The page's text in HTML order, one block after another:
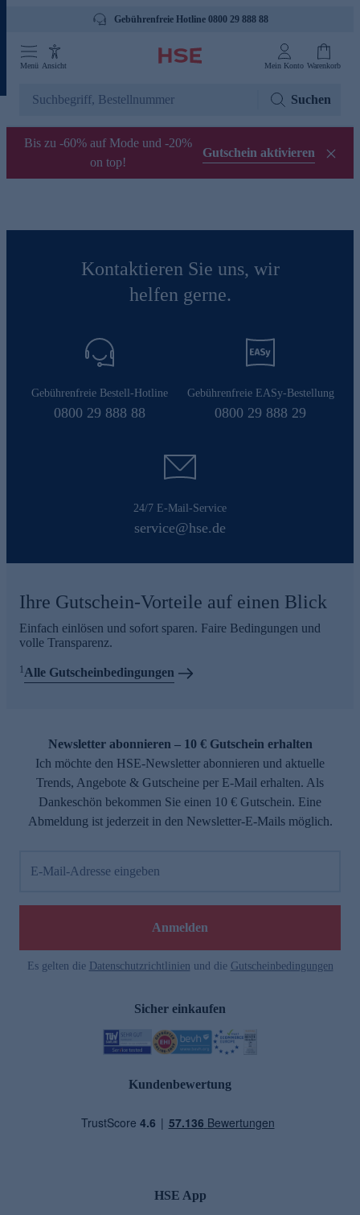
Gebührenfreie Hotline 0800 29 888 88
Menü Ansicht Mein Konto Warenkorb
Suchen
Bis zu -60% auf Mode und -20%
on top!
Gutschein aktivieren
Kontaktieren Sie uns, wir
helfen gerne.
Gebührenfreie Bestell-Hotline
0800 29 888 88
Gebührenfreie EASy-Bestellung
0800 29 888 29
24/7 E-Mail-Service
service@hse.de
Ihre Gutschein-Vorteile auf einen Blick
Einfach einlösen und sofort sparen. Faire Bedingungen und
volle Transparenz.
1Alle Gutscheinbedingungen
Newsletter abonnieren – 10 € Gutschein erhalten
Ich möchte den HSE-Newsletter abonnieren und aktuelle
Trends, Angebote & Gutscheine per E-Mail erhalten. Als
Dankeschön bekommen Sie einen 10 € Gutschein. Eine
Abmeldung ist jederzeit in den Newsletter-E-Mails möglich.
E-Mail-Adresse eingeben
Anmelden
Es gelten die Datenschutzrichtlinien und die Gutscheinbedingungen
Sicher einkaufen
Kundenbewertung
HSE App